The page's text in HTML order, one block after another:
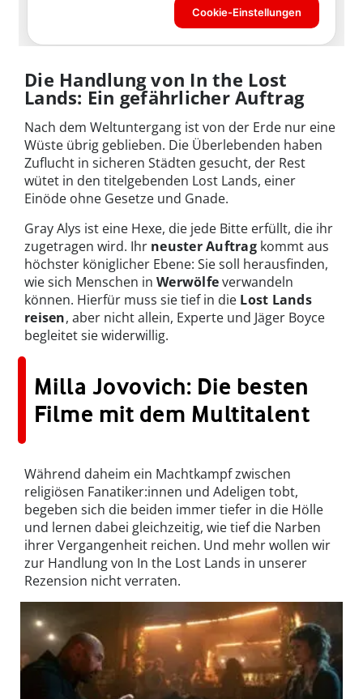
Die Handlung von In the Lost
Lands: Ein gefährlicher Auftrag
Nach dem Weltuntergang ist von der Erde nur eine
Wüste übrig geblieben. Die Überlebenden haben
Zuflucht in sicheren Städten gesucht, der Rest
wütet in den titelgebenden Lost Lands, einer
Einöde ohne Gesetze und Gnade.
Gray Alys ist eine Hexe, die jede Bitte erfüllt, die ihr
zugetragen wird. Ihr neuster Auftragkommt aus
höchster königlicher Ebene: Sie soll herausfinden,
wie sich Menschen in Werwölfeverwandeln
können. Hierfür muss sie tief in die Lost Lands
reisen, aber nicht allein, Experte und Jäger Boyce
begleitet sie widerwillig.
Milla Jovovich: Die besten
Filme mit dem Multitalent
Während daheim ein Machtkampf zwischen
religiösen Fanatiker:innen und Adeligen tobt,
begeben sich die beiden immer tiefer in die Hölle
und lernen dabei gleichzeitig, wie tief die Narben
ihrer Vergangenheit reichen. Und mehr wollen wir
zur Handlung von In the Lost Lands in unserer
Rezension nicht verraten.